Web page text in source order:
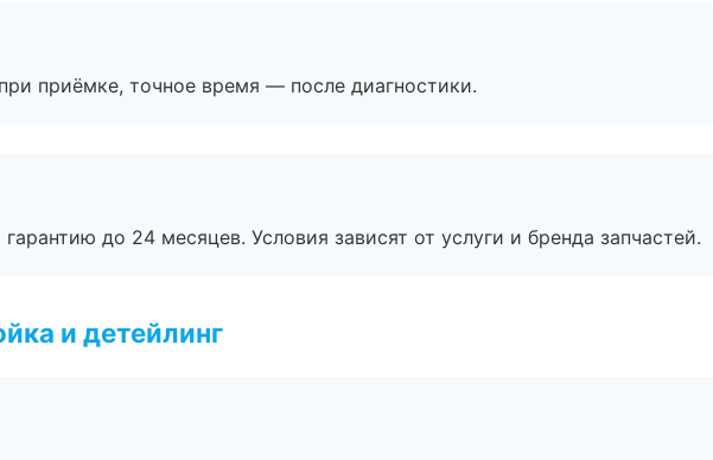
приёмке, точное время — после диагностики.
до 24 месяцев. Условия зависят от услуги и бренда запчастей.
и детейлинг